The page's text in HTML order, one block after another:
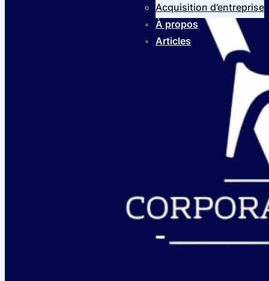
Acquisition d’entreprise
À propos
Articles